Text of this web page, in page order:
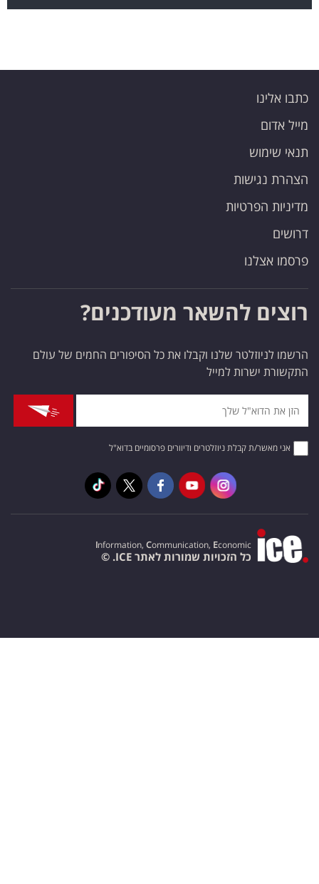
כתבו אלינו
מייל אדום
תנאי שימוש
הצהרת נגישות
מדיניות הפרטיות
דרושים
פרסמו אצלנו
רוצים להשאר מעודכנים?
הרשמו לניוזלטר שלנו וקבלו את כל הסיפורים החמים של עולם
התקשורת ישרות למייל
אני מאשר/ת קבלת ניוזלטרים ודיוורים פרסומיים בדוא"ל
Information, Communication, Economic
כל הזכויות שמורות לאתר ICE. ©